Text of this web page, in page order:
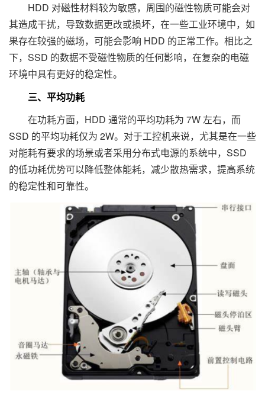
HDD 对磁性材料较为敏感，周围的磁性物质可能会对
其造成干扰，导致数据更改或损坏，在一些工业环境中，如
果存在较强的磁场，可能会影响 HDD 的正常工作。相比之
下，SSD 的数据不受磁性物质的任何影响，在复杂的电磁
环境中具有更好的稳定性。
三、平均功耗
在功耗方面，HDD 通常的平均功耗为 7W 左右，而
SSD 的平均功耗仅为 2W。对于工控机来说，尤其是在一些
对能耗有要求的场景或者采用分布式电源的系统中，SSD
的低功耗优势可以降低整体能耗，减少散热需求，提高系统
的稳定性和可靠性。